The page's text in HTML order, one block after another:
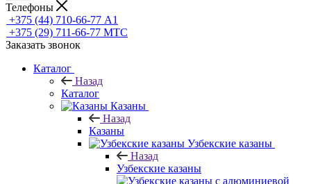
Телефоны
+375 (44) 710-66-77 А1
+375 (29) 711-66-77 МТС
Заказать звонок
Каталог
Назад
Каталог
Казаны
Назад
Казаны
Узбекские казаны
Назад
Узбекские казаны